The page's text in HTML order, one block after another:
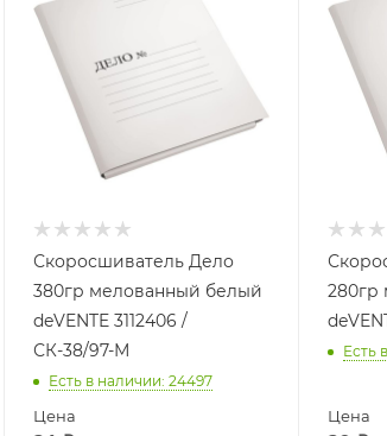
Скоросшиватель Дело
380гр мелованный белый
deVENTE 3112406 /
СК-38/97-М
Есть в наличии: 24497
Цена
280гр
Есть
Цена